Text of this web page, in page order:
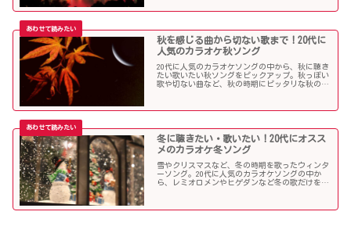
秋を感じる曲から切ない歌まで！20代に
人気のカラオケ秋ソング
20代に人気のカラオケソングの中から、秋に聴き
たい歌いたい秋ソングをピックアップ。秋っぽい
歌や切ない曲など、秋の時期にピッタリな秋の歌
冬に聴きたい・歌いたい！20代にオスス
メのカラオケ冬ソング
雪やクリスマスなど、冬の時期を歌ったウィンタ
ーソング。20代に人気のカラオケソングの中か
ら、レミオロメンやヒゲダンなど冬の歌だけを個